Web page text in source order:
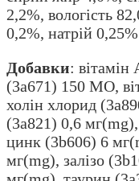
2,2%, вологість
0,2%, натрій
Добавки:
(3a671) 150 МО,
холін хлорид
(3a821) 0,6
цинк (3b606) 6
мг(mg), залізо